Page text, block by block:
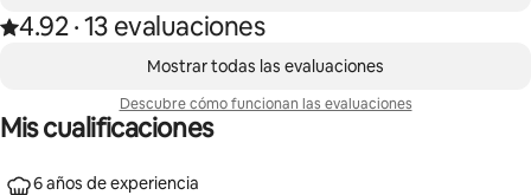
Calificación de 4.92 estrellas sobre 5 basada en 13 evaluaciones
4.92
, ·13 evaluaciones
Mostrando 0 de 0 elementos
Mostrar todas las evaluaciones
Descubre cómo funcionan las evaluaciones
Mis cualificaciones
6 años de experiencia